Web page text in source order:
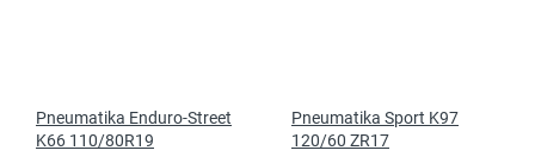
Pneumatika Enduro-Street
K66 110/80R19
Pneumatika Sport K97
120/60 ZR17